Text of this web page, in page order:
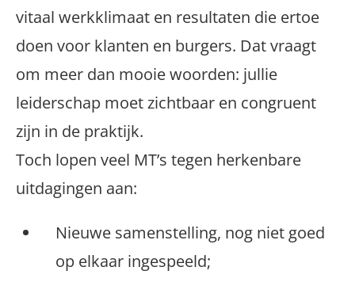
vitaal werkklimaat en resultaten die ertoe
doen voor klanten en burgers. Dat vraagt
om meer dan mooie woorden: jullie
leiderschap moet zichtbaar en congruent
zijn in de praktijk.
Toch lopen veel MT’s tegen herkenbare
uitdagingen aan:
Nieuwe samenstelling, nog niet goed
op elkaar ingespeeld;